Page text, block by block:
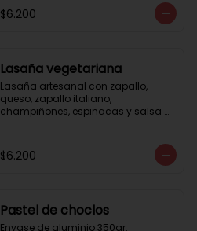
$6.200
Lasaña vegetariana
Lasaña artesanal con zapallo,
queso, zapallo italiano,
champiñones, espinacas y salsa
$6.200
Pastel de choclos
Envase de aluminio 350gr.